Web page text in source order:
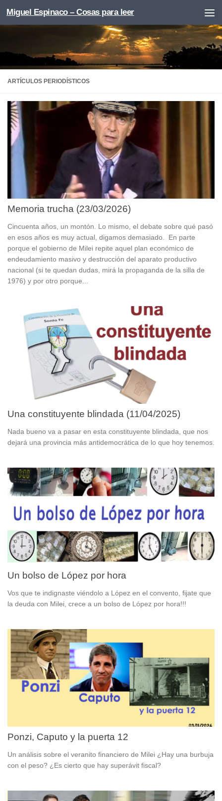
Skip to content
Miguel Espinaco – Cosas para leer
ARTÍCULOS PERIODÍSTICOS
Memoria trucha (23/03/2026)
Cincuenta años, un montón. Lo mismo, el debate sobre qué pasó
en esos años es muy actual, digamos demasiado. En parte
porque el gobierno de Milei repite aquel plan económico de
endeudamiento masivo y destrucción del aparato productivo
nacional (si te quedan dudas, mirá la propaganda de la silla de
1976) y por otro porque...
Una constituyente blindada (11/04/2025)
Nada bueno va a pasar en esta constituyente blindada, que nos
dejará una provincia más antidemocrática de lo que hoy tenemos.
Un bolso de López por hora
Vos que te indignaste viéndolo a López en el convento, fijate que
la deuda con Milei, crece a un bolso de López por hora!!!
Ponzi, Caputo y la puerta 12
Un análisis sobre el veranito financiero de Milei ¿Hay una burbuja
con el peso? ¿Es cierto que hay superávit fiscal?